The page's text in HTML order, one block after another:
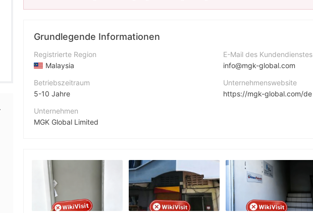
Grundlegende Informationen
Registrierte Region
Malaysia
Betriebszeitraum
5-10 Jahre
Unternehmen
MGK Global Limited
Unternehmensmitarbeiter
E-Mail des Kundendienstes
info@mgk-global.com
Unternehmenswebsite
https://mgk-global.com/de